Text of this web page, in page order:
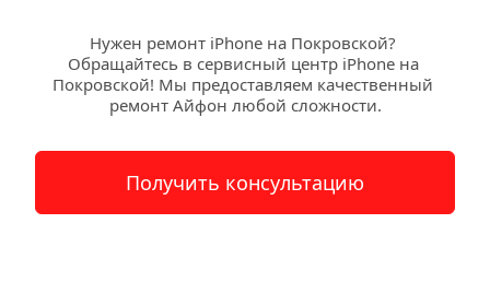
Нужен ремонт iPhone на Покровской?
Обращайтесь в сервисный центр iPhone на
Покровской! Мы предоставляем качественный
ремонт Айфон любой сложности.
Получить консультацию